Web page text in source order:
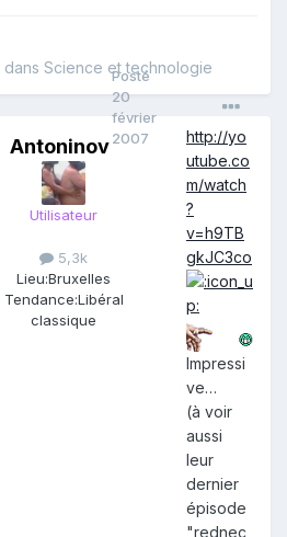
dans Science et technologie
Antoninov
Utilisateur
5,3k
Lieu:Bruxelles
Tendance:Libéral
classique
Posté
20
février
2007
http://yo
utube.co
m/watch
?
v=h9TB
gkJC3co
Impressi
ve…
(à voir
aussi
leur
dernier
épisode
"rednec